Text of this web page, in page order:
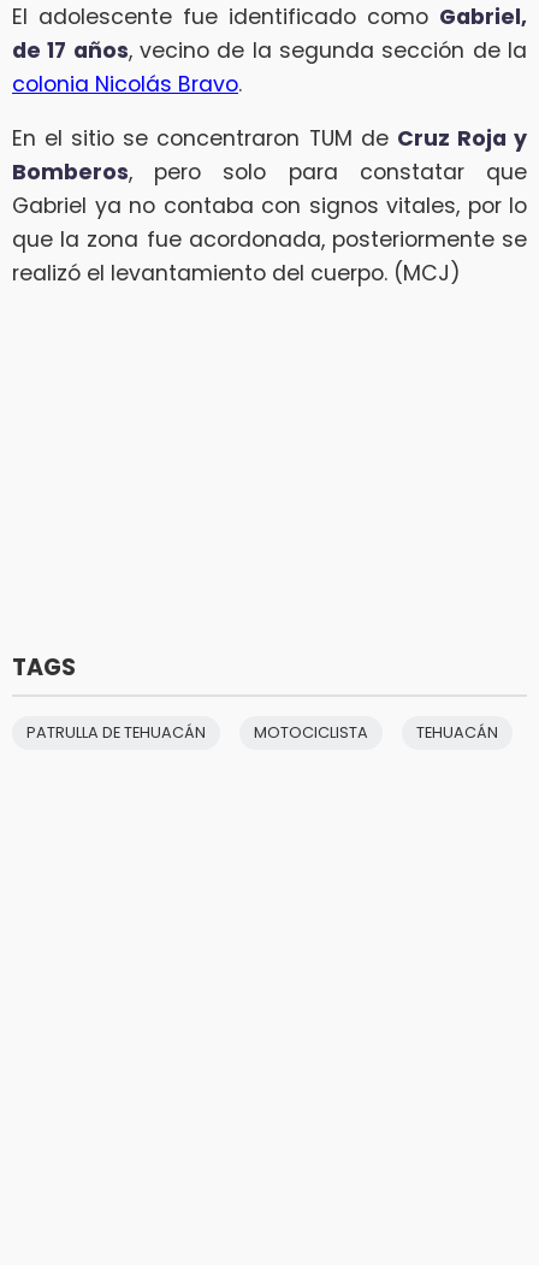
El adolescente fue identificado como Gabriel,
de 17 años, vecino de la segunda sección de la
colonia Nicolás Bravo.
En el sitio se concentraron TUM de Cruz Roja y
Bomberos, pero solo para constatar que
Gabriel ya no contaba con signos vitales, por lo
que la zona fue acordonada, posteriormente se
realizó el levantamiento del cuerpo. (MCJ)
TAGS
PATRULLA DE TEHUACÁN MOTOCICLISTA TEHUACÁN